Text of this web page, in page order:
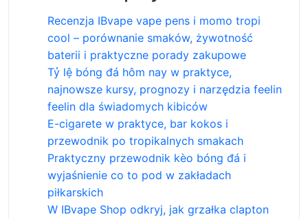
Recenzja IBvape vape pens i momo tropi
cool – porównanie smaków, żywotność
baterii i praktyczne porady zakupowe
Tỷ lệ bóng đá hôm nay w praktyce,
najnowsze kursy, prognozy i narzędzia feelin
feelin dla świadomych kibiców
E-cigarete w praktyce, bar kokos i
przewodnik po tropikalnych smakach
Praktyczny przewodnik kèo bóng đá i
wyjaśnienie co to pod w zakładach
piłkarskich
W IBvape Shop odkryj, jak grzałka clapton